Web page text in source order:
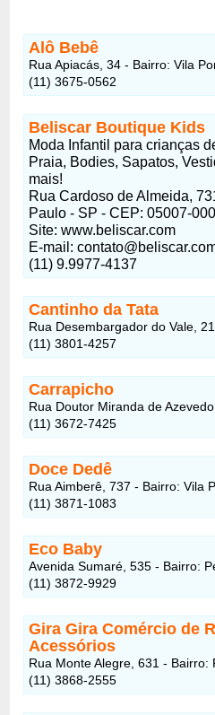
Alô Bebê
Rua Apiacás, 34 - Bairro: Vila
(11) 3675-0562
Beliscar Boutique Kids
Moda Infantil para crianças
Praia, Bodies, Sapatos,
mais!
Rua Cardoso de Almeida,
Paulo - SP - CEP: 05007-000
Site: www.beliscar.com
E-mail:
(11) 9.9977-4137
Cantinho da Tata
Rua Desembargador do Vale,
(11) 3801-4257
Carrapicho
Rua Doutor Miranda de
(11) 3672-7425
Doce Dedê
Rua Aimberê, 737 - Bairro: Vila
(11) 3871-1083
Eco Baby
Avenida Sumaré, 535 - Bairro:
(11) 3872-9929
Gira Gira Comércio de
Acessórios
Rua Monte Alegre, 631 - Bairro:
(11) 3868-2555